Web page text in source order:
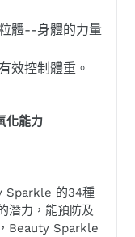
體--身體的力量
效控制體重。
化能力
Sparkle 的34種
潛力，能預防及
Beauty Sparkle